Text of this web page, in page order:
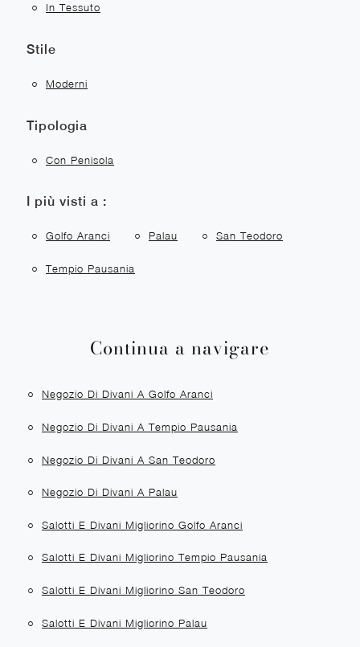
In Tessuto
Stile
Moderni
Tipologia
Con Penisola
I più visti a :
Golfo Aranci Palau San Teodoro
Tempio Pausania
Continua a navigare
Negozio Di Divani A Golfo Aranci
Negozio Di Divani A Tempio Pausania
Negozio Di Divani A San Teodoro
Negozio Di Divani A Palau
Salotti E Divani Migliorino Golfo Aranci
Salotti E Divani Migliorino Tempio Pausania
Salotti E Divani Migliorino San Teodoro
Salotti E Divani Migliorino Palau